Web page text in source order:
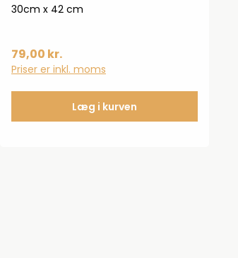
30cm x 42 cm
79,00 kr.
Priser er inkl. moms
Læg i kurven